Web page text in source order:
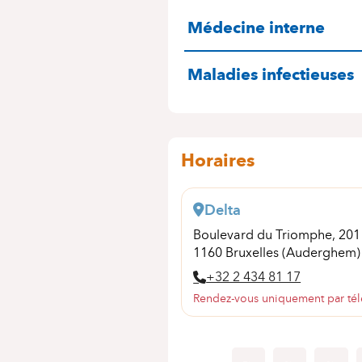
SPÉCIALITÉS
Médecine interne
Maladies infectieuses
Horaires
Delta
Boulevard du Triomphe, 201
1160 Bruxelles (Auderghem)
+32 2 434 81 17
Rendez-vous uniquement par